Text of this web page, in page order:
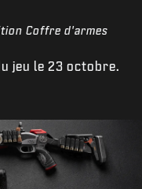
Coffre d'armes
jeu le 23 octobre.